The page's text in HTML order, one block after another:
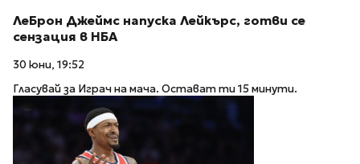
ЛеБрон Джеймс напуска Лейкърс, готви се
сензация в НБА
30 юни, 19:52
Гласувай за Играч на мача. Остават ти 15 минути.